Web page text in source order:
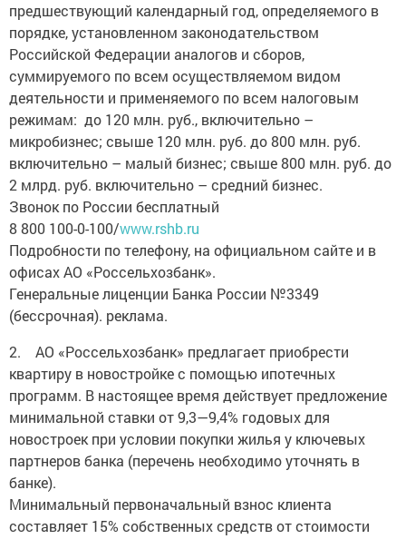
предшествующий календарный год, определяемого в
порядке, установленном законодательством
Российской Федерации аналогов и сборов,
суммируемого по всем осуществляемом видом
деятельности и применяемого по всем налоговым
режимам: до 120 млн. руб., включительно –
микробизнес; свыше 120 млн. руб. до 800 млн. руб.
включительно – малый бизнес; свыше 800 млн. руб. до
2 млрд. руб. включительно – средний бизнес.
Звонок по России бесплатный
8 800 100-0-100/www.rshb.ru
Подробности по телефону, на официальном сайте и в
офисах АО «Россельхозбанк».
Генеральные лиценции Банка России №3349
(бессрочная). реклама.
2. АО «Россельхозбанк» предлагает приобрести
квартиру в новостройке с помощью ипотечных
программ. В настоящее время действует предложение
минимальной ставки от 9,3—9,4% годовых для
новостроек при условии покупки жилья у ключевых
партнеров банка (перечень необходимо уточнять в
банке).
Минимальный первоначальный взнос клиента
составляет 15% собственных средств от стоимости